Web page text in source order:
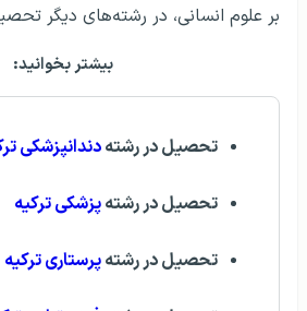
بر علوم انسانی‌، در رشته‌های دیگر
بیشتر بخوانید:
تحصیل در رشتهدندانپزشکی
تحصیل در رشتهپزشکی ترکیه
تحصیل در رشتهپرستاری ترکیه